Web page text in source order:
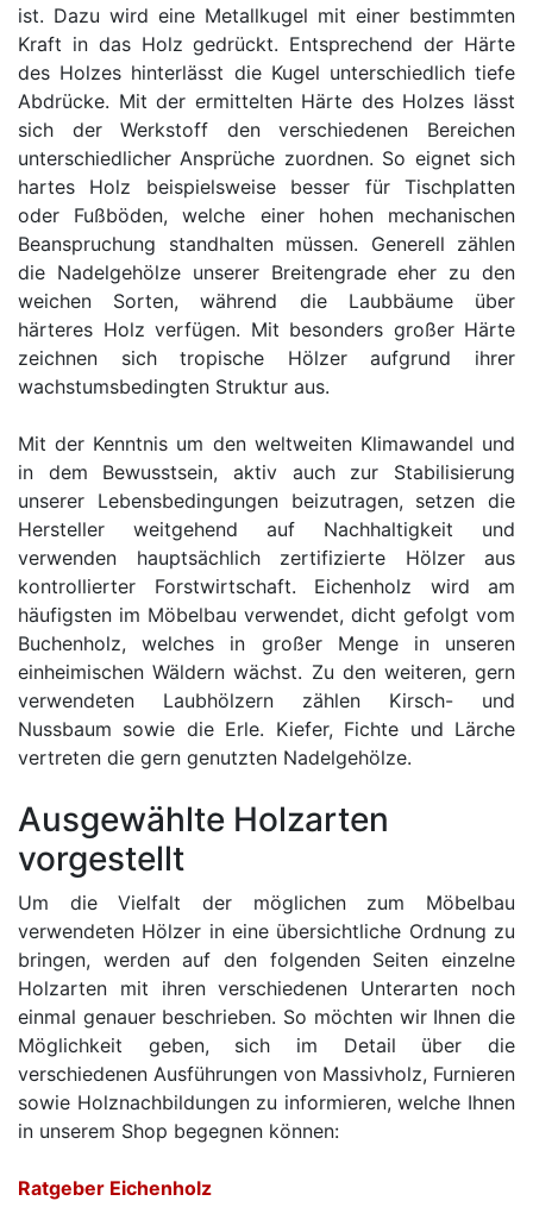
ist. Dazu wird eine Metallkugel mit einer bestimmten
Kraft in das Holz gedrückt. Entsprechend der Härte
des Holzes hinterlässt die Kugel unterschiedlich tiefe
Abdrücke. Mit der ermittelten Härte des Holzes lässt
sich der Werkstoff den verschiedenen Bereichen
unterschiedlicher Ansprüche zuordnen. So eignet sich
hartes Holz beispielsweise besser für Tischplatten
oder Fußböden, welche einer hohen mechanischen
Beanspruchung standhalten müssen. Generell zählen
die Nadelgehölze unserer Breitengrade eher zu den
weichen Sorten, während die Laubbäume über
härteres Holz verfügen. Mit besonders großer Härte
zeichnen sich tropische Hölzer aufgrund ihrer
wachstumsbedingten Struktur aus.
Mit der Kenntnis um den weltweiten Klimawandel und
in dem Bewusstsein, aktiv auch zur Stabilisierung
unserer Lebensbedingungen beizutragen, setzen die
Hersteller weitgehend auf Nachhaltigkeit und
verwenden hauptsächlich zertifizierte Hölzer aus
kontrollierter Forstwirtschaft. Eichenholz wird am
häufigsten im Möbelbau verwendet, dicht gefolgt vom
Buchenholz, welches in großer Menge in unseren
einheimischen Wäldern wächst. Zu den weiteren, gern
verwendeten Laubhölzern zählen Kirsch- und
Nussbaum sowie die Erle. Kiefer, Fichte und Lärche
vertreten die gern genutzten Nadelgehölze.
Ausgewählte Holzarten
vorgestellt
Um die Vielfalt der möglichen zum Möbelbau
verwendeten Hölzer in eine übersichtliche Ordnung zu
bringen, werden auf den folgenden Seiten einzelne
Holzarten mit ihren verschiedenen Unterarten noch
einmal genauer beschrieben. So möchten wir Ihnen die
Möglichkeit geben, sich im Detail über die
verschiedenen Ausführungen von Massivholz, Furnieren
sowie Holznachbildungen zu informieren, welche Ihnen
in unserem Shop begegnen können:
Ratgeber Eichenholz